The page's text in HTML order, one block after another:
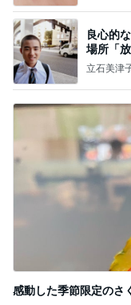
良心的
場所「
実の
立石美津
感動した季節限定のさ